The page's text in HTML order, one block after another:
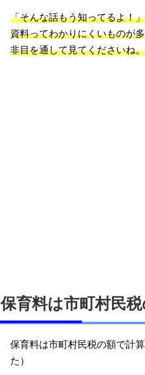
「そんな話もう知ってるよ！
資料ってわかりにくいものが
非目を通して見てくださいね。
保育料は市町村民
保育料は市町村民税の額で計
た）